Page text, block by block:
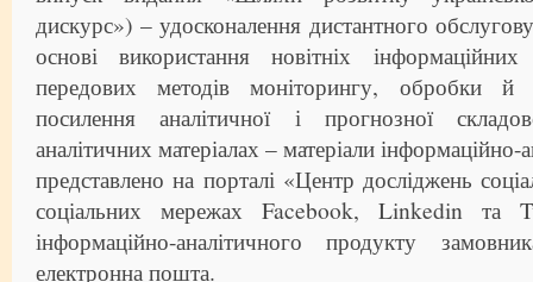
дискурс») – удосконалення дистантного
основі використання новітніх
передових методів моніторингу, обробки й
посилення аналітичної і прогнозної
аналітичних матеріалах – матеріали
представлено на порталі «Центр досліджень
соціальних мережах Facebook, Linkedin та
інформаційно-аналітичного продукту
електронна пошта.